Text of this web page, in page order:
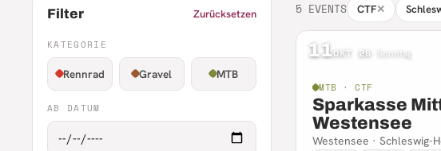
Filter Zurücksetzen
KATEGORIE
Rennrad Gravel MTB
AB DATUM
5 EVENTS CTF✕
11OKT 26· Sonntag
MTB · CTF
Sparkasse
Westensee
Westensee · Schleswig-